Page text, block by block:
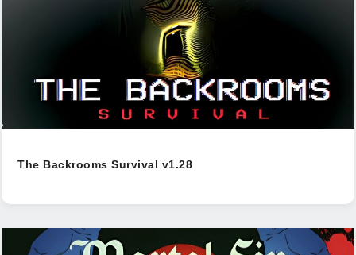
The Backrooms Survival v1.28